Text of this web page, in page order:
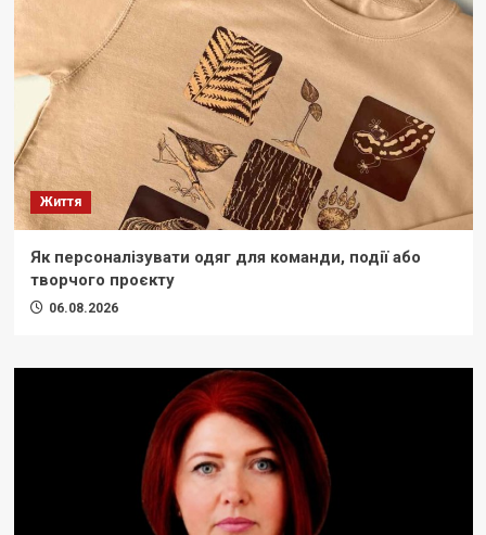
Життя
Як персоналізувати одяг для команди, події або
творчого проєкту
06.08.2026